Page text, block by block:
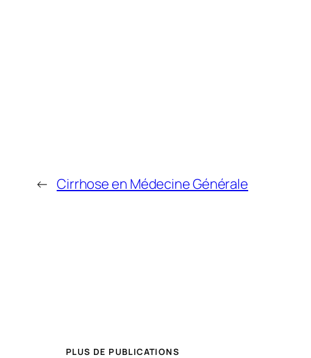
← Cirrhose en Médecine Générale
PLUS DE PUBLICATIONS